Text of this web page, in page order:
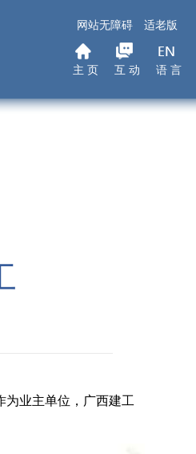
网站无障碍 适老版
主 页 互 动 语 言
为业主单位，广西建工